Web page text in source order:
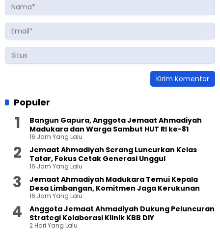
Populer
Bangun Gapura, Anggota Jemaat Ahmadiyah
Madukara dan Warga Sambut HUT RI ke-81
16 Jam Yang Lalu
Jemaat Ahmadiyah Serang Luncurkan Kelas
Tatar, Fokus Cetak Generasi Unggul
16 Jam Yang Lalu
Jemaat Ahmadiyah Madukara Temui Kepala
Desa Limbangan, Komitmen Jaga Kerukunan
16 Jam Yang Lalu
Anggota Jemaat Ahmadiyah Dukung Peluncuran
Strategi Kolaborasi Klinik KBB DIY
2 Hari Yang Lalu